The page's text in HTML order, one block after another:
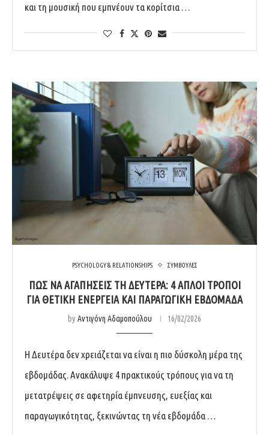
και τη μουσική που εμπνέουν τα κορίτσια …
PSYCHOLOGY & RELATIONSHIPS ΣΥΜΒΟΥΛΕΣ
ΠΏΣ ΝΑ ΑΓΑΠΉΣΕΙΣ ΤΗ ΔΕΥΤΈΡΑ: 4 ΑΠΛΟΊ ΤΡΌΠΟΙ
ΓΙΑ ΘΕΤΙΚΉ ΕΝΈΡΓΕΙΑ ΚΑΙ ΠΑΡΑΓΩΓΙΚΉ ΕΒΔΟΜΆΔΑ
byΑντιγόνη Αδαμοπούλου 16/02/2026
Η Δευτέρα δεν χρειάζεται να είναι η πιο δύσκολη μέρα της
εβδομάδας. Ανακάλυψε 4 πρακτικούς τρόπους για να τη
μετατρέψεις σε αφετηρία έμπνευσης, ευεξίας και
παραγωγικότητας, ξεκινώντας τη νέα εβδομάδα …